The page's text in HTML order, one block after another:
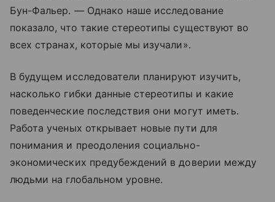
Бун-Фальер. — Однако наше исследование
показало, что такие стереотипы существуют во
всех странах, которые мы изучали».
В будущем исследователи планируют изучить,
насколько гибки данные стереотипы и какие
поведенческие последствия они могут иметь.
Работа ученых открывает новые пути для
понимания и преодоления социально-
экономических предубеждений в доверии между
людьми на глобальном уровне.